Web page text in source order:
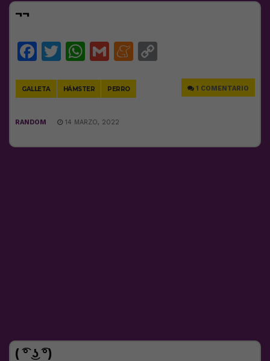
¬¬
Facebook
Twitter
WhatsApp
GmailMeneame
GALLETA HÁMSTER PERRO 1 COMENTARIO
RANDOM 14 MARZO, 2022
( ͡° ͜ʖ ͡°)